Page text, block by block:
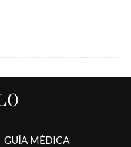
GUÍA MÉDICA